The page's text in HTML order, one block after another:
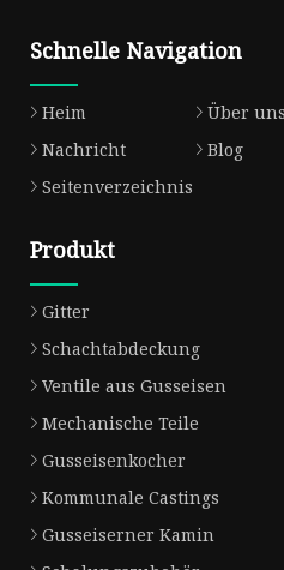
Schnelle Navigation
Heim Über uns
Nachricht
Blog
Seitenverzeichnis
Produkt
Gitter
Schachtabdeckung
Ventile aus Gusseisen
Mechanische Teile
Gusseisenkocher
Kommunale Castings
Gusseiserner Kamin